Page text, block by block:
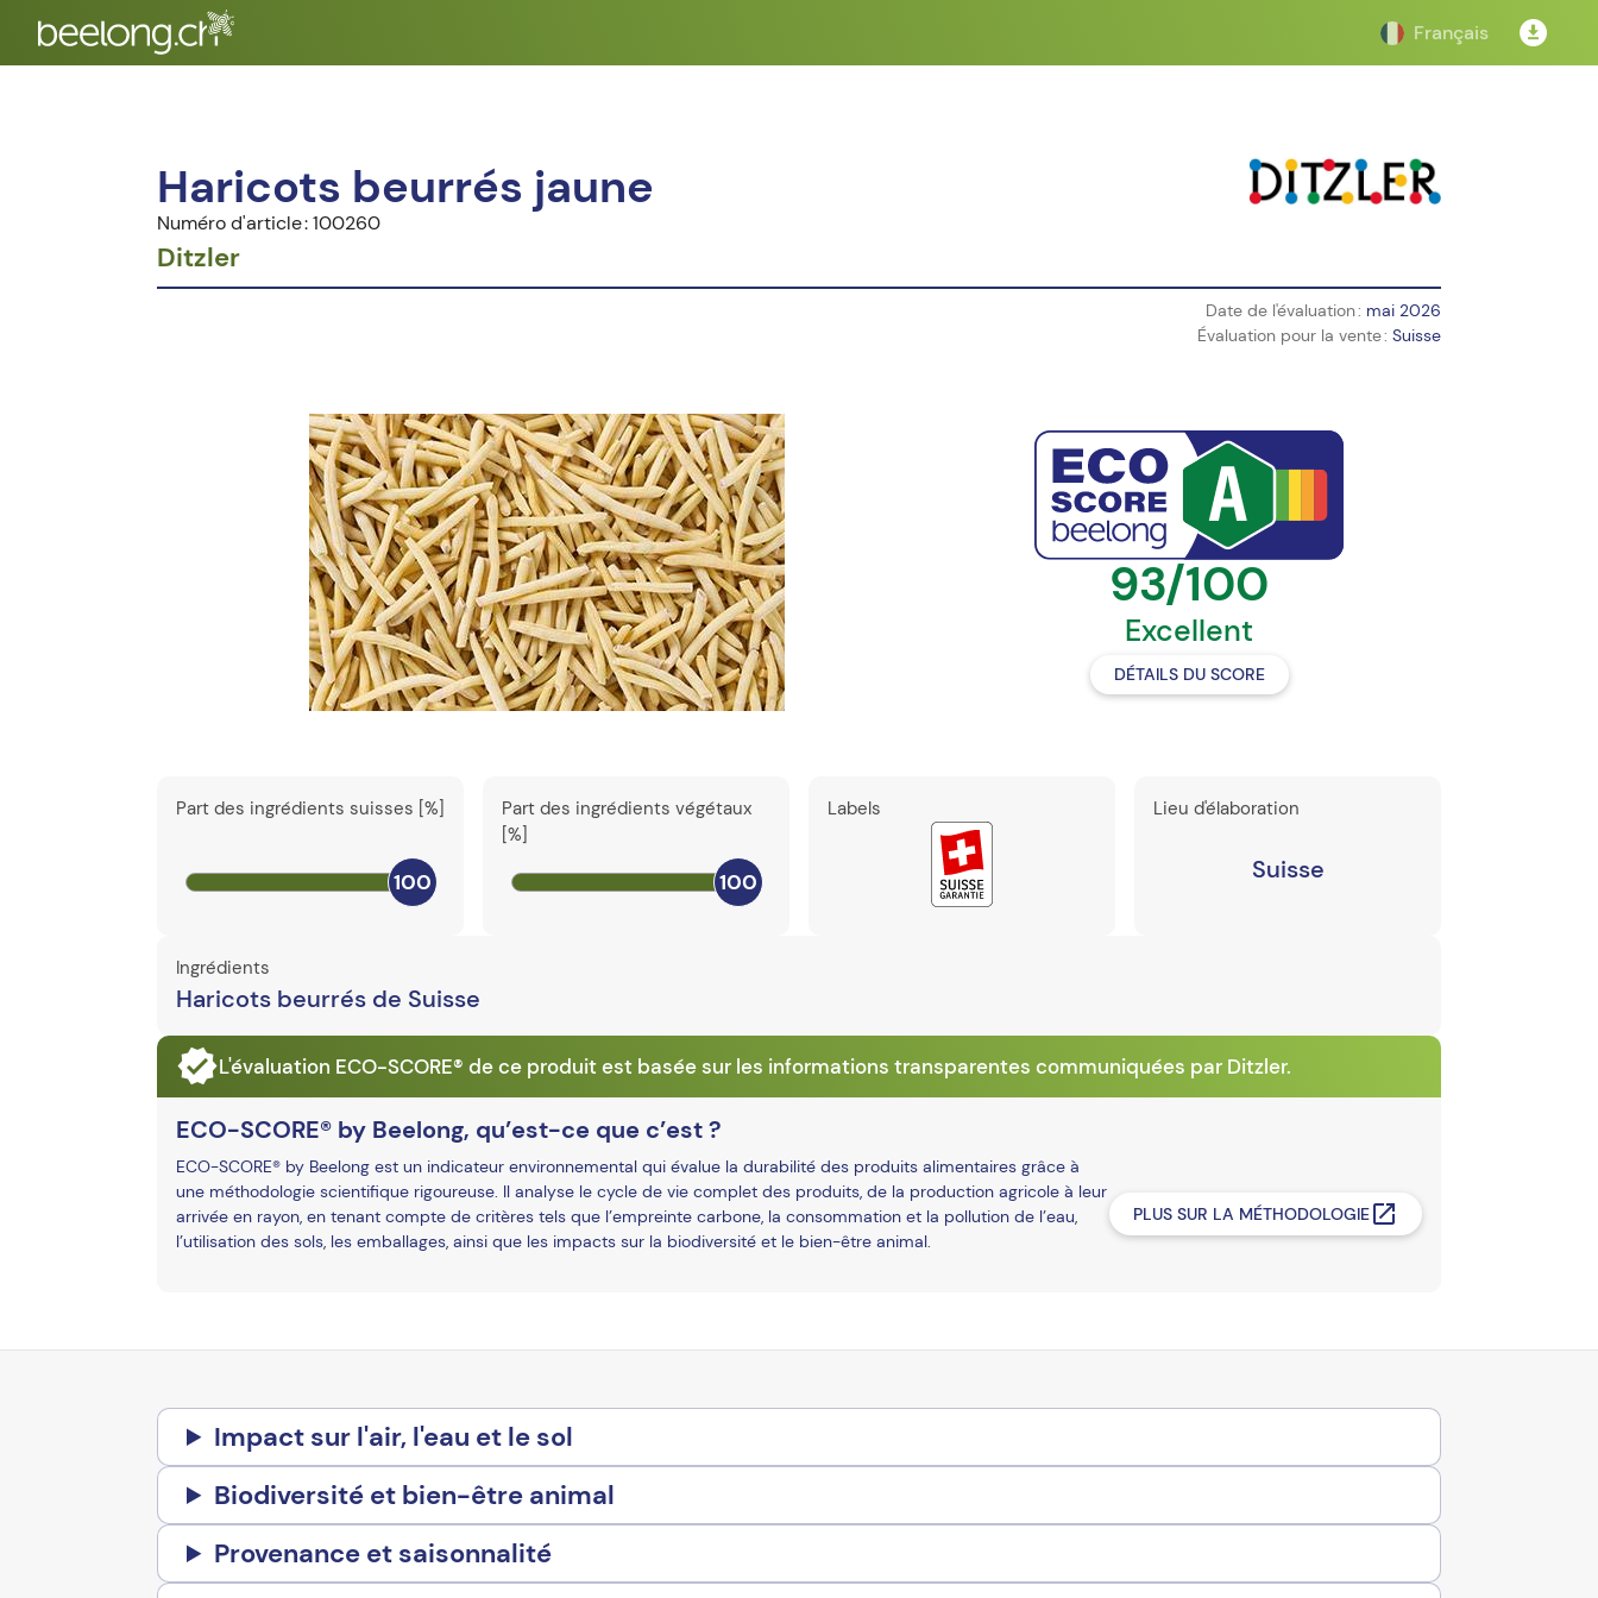
Français
Haricots beurrés jaune
Numéro d'article : 100260
Ditzler
Date de l'évaluation : mai 2026
Évaluation pour la vente : Suisse
93/100
Excellent
DÉTAILS DU SCORE
Part des ingrédients suisses [%]
100
Part des ingrédients végétaux
[%]
100
Labels Lieu d'élaboration
Suisse
Ingrédients
Haricots beurrés de Suisse
L'évaluation ECO-SCORE® de ce produit est basée sur les informations transparentes communiquées par Ditzler.
ECO-SCORE® by Beelong, qu’est-ce que c’est ?
ECO-SCORE® by Beelong est un indicateur environnemental qui évalue la durabilité des produits alimentaires grâce à
une méthodologie scientifique rigoureuse. Il analyse le cycle de vie complet des produits, de la production agricole à leur
arrivée en rayon, en tenant compte de critères tels que l’empreinte carbone, la consommation et la pollution de l’eau,
l’utilisation des sols, les emballages, ainsi que les impacts sur la biodiversité et le bien-être animal.
PLUS SUR LA MÉTHODOLOGIE
Impact sur l'air, l'eau et le sol
Biodiversité et bien-être animal
Provenance et saisonnalité